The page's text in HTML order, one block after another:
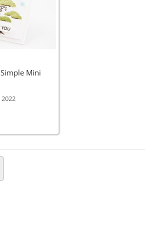
Mini
2022